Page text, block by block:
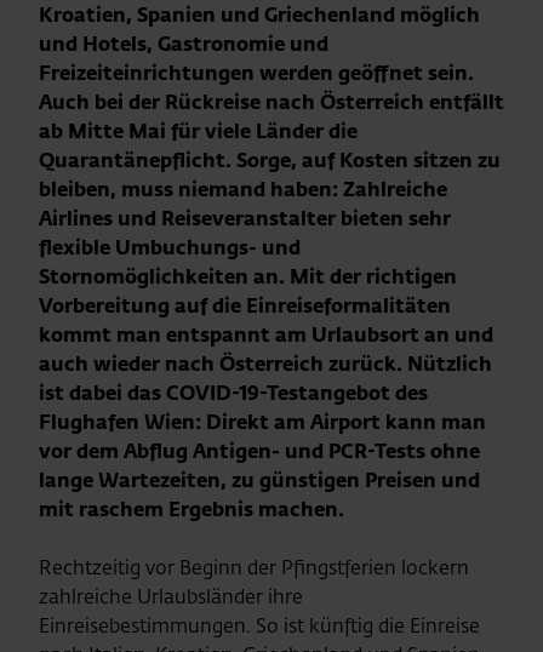
Kroatien, Spanien und Griechenland möglich
und Hotels, Gastronomie und
Freizeiteinrichtungen werden geöffnet sein.
Auch bei der Rückreise nach Österreich entfällt
ab Mitte Mai für viele Länder die
Quarantänepflicht. Sorge, auf Kosten sitzen zu
bleiben, muss niemand haben: Zahlreiche
Airlines und Reiseveranstalter bieten sehr
flexible Umbuchungs- und
Stornomöglichkeiten an. Mit der richtigen
Vorbereitung auf die Einreiseformalitäten
kommt man entspannt am Urlaubsort an und
auch wieder nach Österreich zurück. Nützlich
ist dabei das COVID-19-Testangebot des
Flughafen Wien: Direkt am Airport kann man
vor dem Abflug Antigen- und PCR-Tests ohne
lange Wartezeiten, zu günstigen Preisen und
mit raschem Ergebnis machen.
Rechtzeitig vor Beginn der Pfingstferien lockern
zahlreiche Urlaubsländer ihre
Einreisebestimmungen. So ist künftig die Einreise